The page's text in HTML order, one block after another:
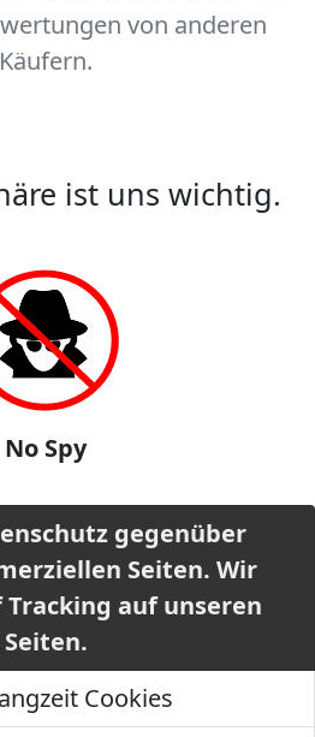
von anderen
Käufern.
ist uns wichtig.
No Spy
gegenüber
Seiten. Wir
auf unseren
Seiten.
Cookies